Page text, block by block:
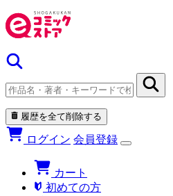
履歴を全て削除する
ログイン 会員登録
カート
初めての方